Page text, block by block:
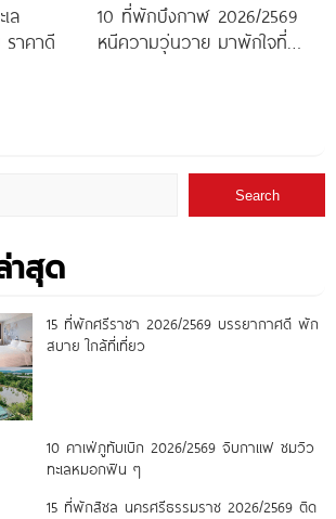
ล
าคาดี
10 ที่พักบึงกาฬ 2026/2569
หนีความวุ่นวาย มาพักใจที่
Search
าสุด
15 ที่พักศรีราชา 2026/2569 บรรยากาศดี พัก
สบาย ใกล้ที่เที่ยว
10 คาเฟ่ภูทับเบิก 2026/2569 จิบกาแฟ ชมวิว
ทะเลหมอกฟิน ๆ